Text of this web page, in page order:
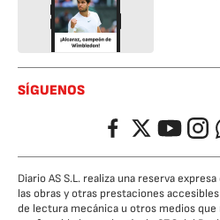
SÍGUENOS
FacebookTwitterYouTube
Diario AS S.L. realiza una reserva
las obras y otras prestaciones
de lectura mecánica u otros medios